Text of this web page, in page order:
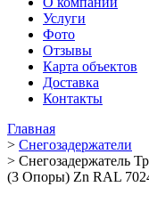
Услуги
Фото
Отзывы
Карта объектов
Доставка
Контакты
Главная
> Снегозадержатели
> Снегозадержатель
(3 Опоры) Zn RAL